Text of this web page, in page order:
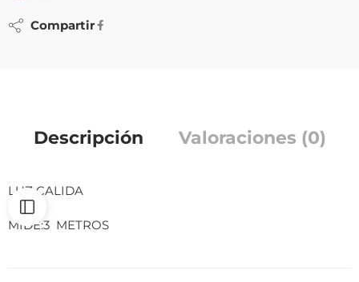
Compartir
Descripción Valoraciones (0)
LUZ CALIDA
MIDE:3 METROS